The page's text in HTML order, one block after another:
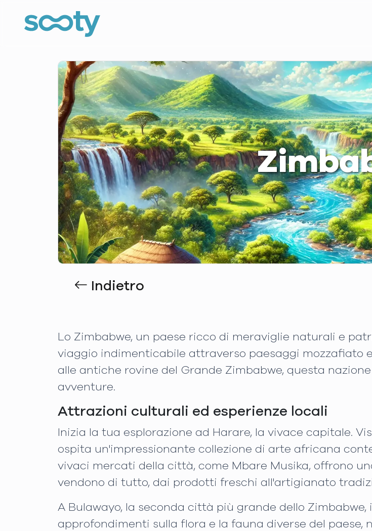
Indietro
Lo Zimbabwe, un paese ricco di meraviglie naturali e
viaggio indimenticabile attraverso paesaggi mozzafiato
alle antiche rovine del Grande Zimbabwe, questa
avventure.
Attrazioni culturali ed esperienze locali
Inizia la tua esplorazione ad Harare, la vivace capitale.
ospita un'impressionante collezione di arte africana
vivaci mercati della città, come Mbare Musika, offrono
vendono di tutto, dai prodotti freschi all'artigianato
A Bulawayo, la seconda città più grande dello
approfondimenti sulla flora e la fauna diverse del paese,